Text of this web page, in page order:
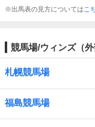
※出馬表の見方については こ
競馬場/ウィンズ（外
札幌競馬場
福島競馬場